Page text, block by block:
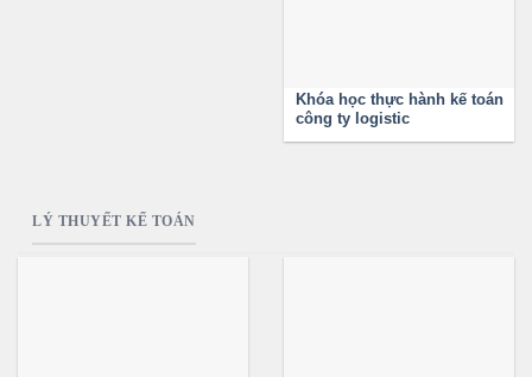
Khóa học thực hành kế toán
công ty logistic
LÝ THUYẾT KẾ TOÁN